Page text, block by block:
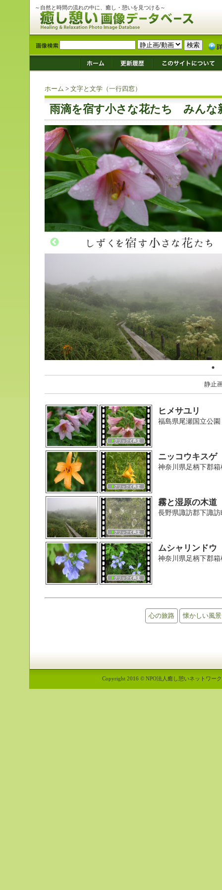
～自然と時間の流れの中に、癒し・憩いを見つける～
ホーム > 文字と文学（一行四窓）
雨滴を宿す小さな花たち みん
静止
ヒメサユリ
福島県尾瀬国立公
ニッコウキスゲ
神奈川県足柄下郡
霧と湿原の木道
長野県諏訪郡下諏
ムシャリンドウ
神奈川県足柄下郡
心の旅路 懐かしい風景
Copyright 2016 © NPO法人癒し憩いネットワー